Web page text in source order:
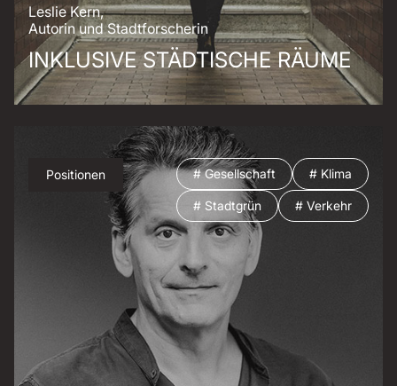
Leslie Kern,
Autorin und Stadtforscherin
INKLUSIVE STÄDTISCHE RÄUME
Positionen # Gesellschaft # Klima
# Stadtgrün # Verkehr